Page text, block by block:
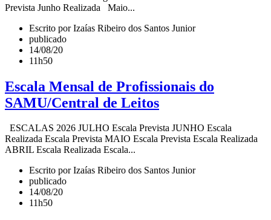
Prevista Junho Realizada Maio...
Escrito por Izaías Ribeiro dos Santos Junior
publicado
14/08/20
11h50
Escala Mensal de Profissionais do
SAMU/Central de Leitos
ESCALAS 2026 JULHO Escala Prevista JUNHO Escala
Realizada Escala Prevista MAIO Escala Prevista Escala Realizada
ABRIL Escala Realizada Escala...
Escrito por Izaías Ribeiro dos Santos Junior
publicado
14/08/20
11h50